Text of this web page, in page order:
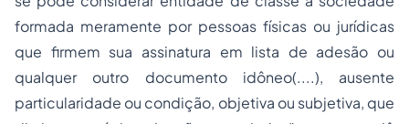
formada meramente por pessoas físicas ou jurídicas
que firmem sua assinatura em lista de adesão ou
qualquer outro documento idôneo(....), ausente
particularidade ou condição, objetiva ou subjetiva, que